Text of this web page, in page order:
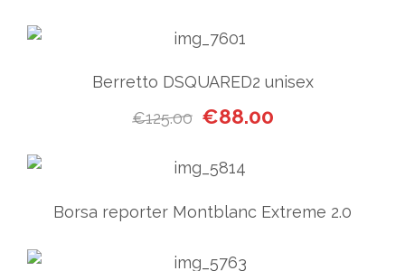
Berretto DSQUARED2 unisex
€125.00 Il prezzo originale era:
€88.00Il prezzo attuale
Borsa reporter Montblanc Extreme 2.0